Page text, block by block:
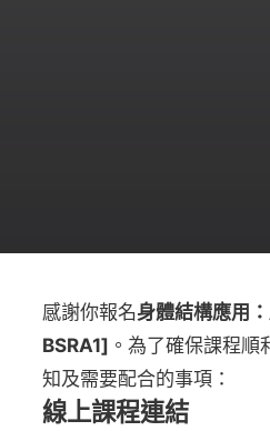
感謝你報名身體結構應用
BSRA1] 。為了確保課程
知及需要配合的事項：
線上課程連結